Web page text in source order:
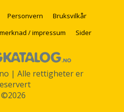
Personvern
Bruksvilkår
/ impressum Sider
| Alle rettigheter er
©2026